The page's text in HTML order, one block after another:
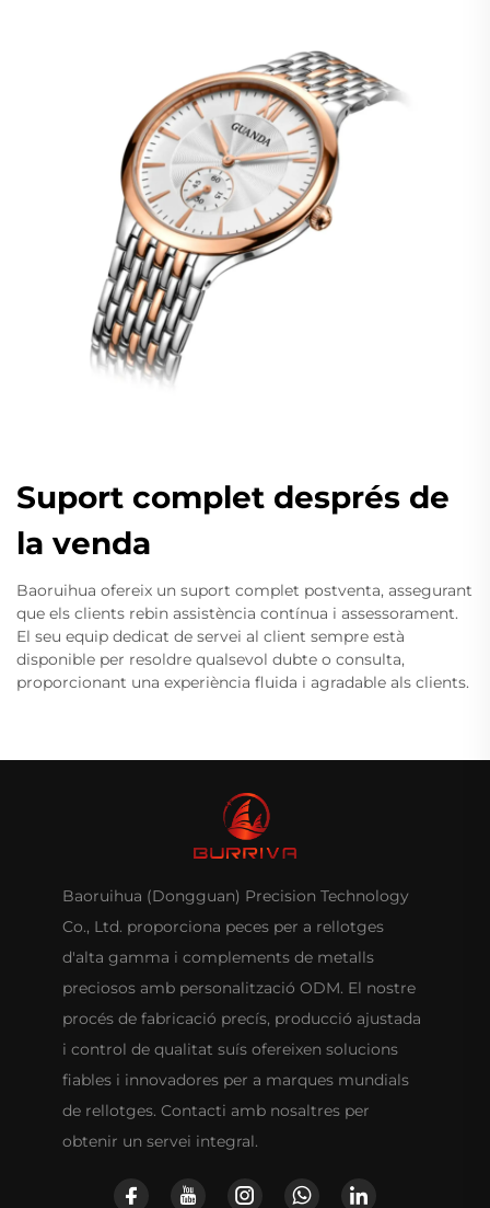
Suport complet després de
la venda
Baoruihua ofereix un suport complet postventa, assegurant
que els clients rebin assistència contínua i assessorament.
El seu equip dedicat de servei al client sempre està
disponible per resoldre qualsevol dubte o consulta,
proporcionant una experiència fluida i agradable als clients.
Baoruihua (Dongguan) Precision Technology
Co., Ltd. proporciona peces per a rellotges
d'alta gamma i complements de metalls
preciosos amb personalització ODM. El nostre
procés de fabricació precís, producció ajustada
i control de qualitat suís ofereixen solucions
fiables i innovadores per a marques mundials
de rellotges. Contacti amb nosaltres per
obtenir un servei integral.